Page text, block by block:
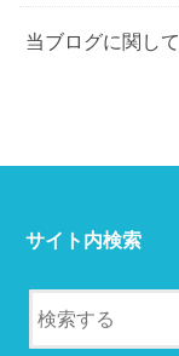
当ブログに関して
サイト内検索